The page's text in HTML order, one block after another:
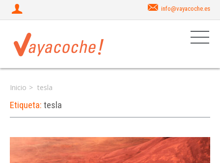
info@vayacoche.es
Inicio tesla
Etiqueta: tesla